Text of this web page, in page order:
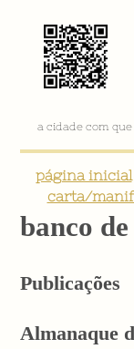
a cidade com
página inicial
carta/
banco
Publicações
Almanaque